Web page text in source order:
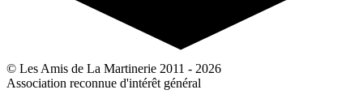
© Les Amis de La Martinerie 2011 - 2026
Association reconnue d'intérêt général